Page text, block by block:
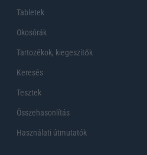
Tabletek
Okosórák
Tartozékok, kiegeszítők
Keresés
Tesztek
Összehasonlítás
Használati útmutatók